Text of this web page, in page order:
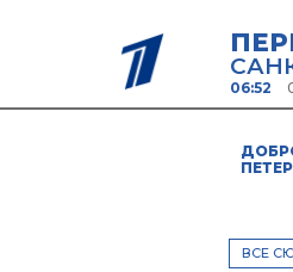
06:52
ВСЕ